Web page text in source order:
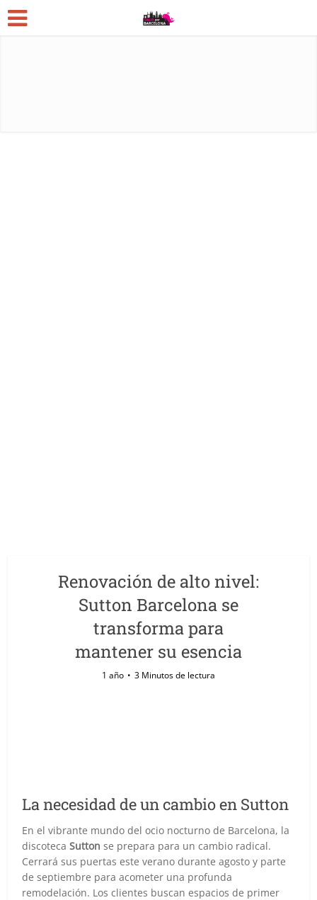
Renovación de alto nivel:
Sutton Barcelona se
transforma para
mantener su esencia
1 año 3 Minutos de lectura
La necesidad de un cambio en Sutton
En el vibrante mundo del ocio nocturno de Barcelona, la
discotecaSutton se prepara para un cambio radical.
Cerrará sus puertas este verano durante agosto y parte
de septiembre para acometer una profunda
remodelación. Los clientes buscan espacios de primer